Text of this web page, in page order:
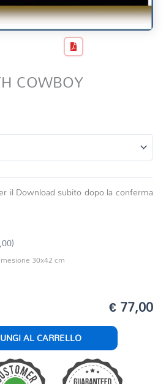
COWBOY
il Download subito dopo la conferma
30x42 cm
€ 77,00
AL CARRELLO